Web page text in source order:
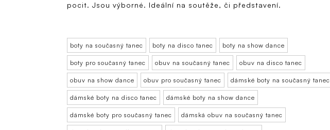
pocit. Jsou výborné. Ideální na soutěže, či představení.
boty na současný tanec boty na disco tanec boty na show dance
boty pro současný tanec obuv na současný tanec obuv na disco tanec
obuv na show dance obuv pro současný tanec dámské boty na současný tanec
dámské boty na disco tanec dámské boty na show dance
dámské boty pro současný tanec dámská obuv na současný tanec